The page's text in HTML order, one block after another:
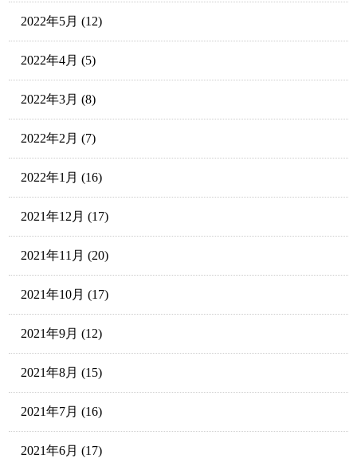
2022年5月 (12)
2022年4月 (5)
2022年3月 (8)
2022年2月 (7)
2022年1月 (16)
2021年12月 (17)
2021年11月 (20)
2021年10月 (17)
2021年9月 (12)
2021年8月 (15)
2021年7月 (16)
2021年6月 (17)